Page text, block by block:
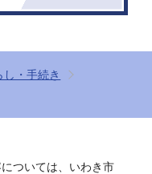
し・手続き
ついては、いわき市